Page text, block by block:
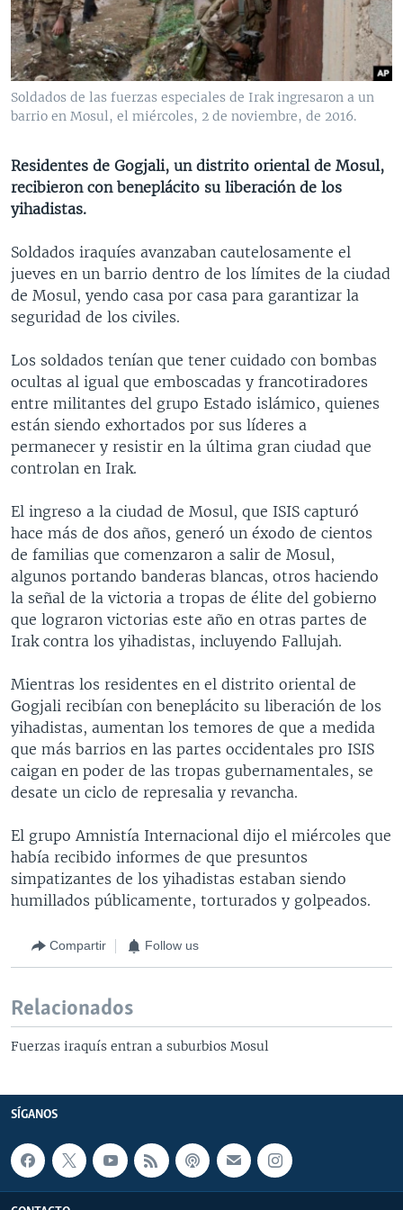
VENEZUELA
BRASIL
NICARAGUA
ECONOMÍA
ENTRETENIMIENTO Y CULTURA
TECNOLOGÍA
DEPORTES
MULTIMEDIA
VIDEOS
FOTOGRAFÍA
AUDIOS
PROGRAMAS TV
EL MUNDO AL DÍA
FORO INTERAMERICANO
LAS CLAVES
PANORAMA
RADIO
AVANCE INFORMATIVO
BUENOS DÍAS AMÉRICA
ESTADOS UNIDOS AL DÍA
EL MUNDO AL DÍA [RADIO]
FORO [RADIO]
DEPORTIVO INTERNACIONAL
DIRECT
Learning English
Idiomas
Soldados de las fuerzas especiales de Irak ingresaron a un
barrio en Mosul, el miércoles, 2 de noviembre, de 2016.
Residentes de Gogjali, un distrito oriental de Mosul,
recibieron con beneplácito su liberación de los
yihadistas.
Soldados iraquíes avanzaban cautelosamente el
jueves en un barrio dentro de los límites de la ciudad
de Mosul, yendo casa por casa para garantizar la
seguridad de los civiles.
Los soldados tenían que tener cuidado con bombas
ocultas al igual que emboscadas y francotiradores
entre militantes del grupo Estado islámico, quienes
están siendo exhortados por sus líderes a
permanecer y resistir en la última gran ciudad que
controlan en Irak.
El ingreso a la ciudad de Mosul, que ISIS capturó
hace más de dos años, generó un éxodo de cientos
de familias que comenzaron a salir de Mosul,
algunos portando banderas blancas, otros haciendo
la señal de la victoria a tropas de élite del gobierno
que lograron victorias este año en otras partes de
Irak contra los yihadistas, incluyendo Fallujah.
Mientras los residentes en el distrito oriental de
Gogjali recibían con beneplácito su liberación de los
yihadistas, aumentan los temores de que a medida
que más barrios en las partes occidentales pro ISIS
caigan en poder de las tropas gubernamentales, se
desate un ciclo de represalia y revancha.
El grupo Amnistía Internacional dijo el miércoles que
había recibido informes de que presuntos
simpatizantes de los yihadistas estaban siendo
humillados públicamente, torturados y golpeados.
Compartir Follow us
Relacionados
Fuerzas iraquís entran a suburbios Mosul
SÍGANOS